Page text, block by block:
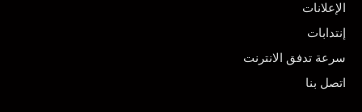
الإعلانات
إنتدابات
سرعة تدفق الانترنت
اتصل بنا